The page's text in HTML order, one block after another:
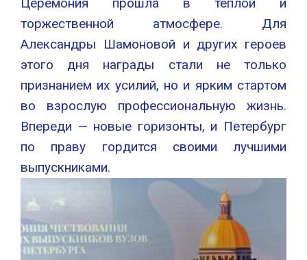
Церемония прошла в тёплой и
торжественной атмосфере. Для
Александры Шамоновой и других героев
этого дня награды стали не только
признанием их усилий, но и ярким стартом
во взрослую профессиональную жизнь.
Впереди — новые горизонты, и Петербург
по праву гордится своими лучшими
выпускниками.